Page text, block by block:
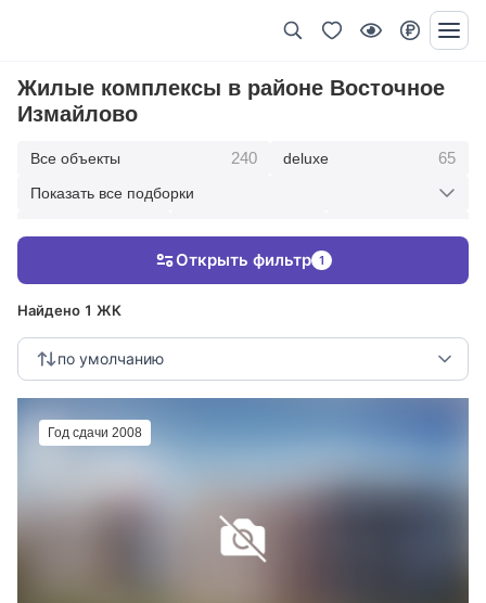
Жилые комплексы в районе Восточное
Измайлово
Все объекты 240 deluxe 65
123 клубные дома
Показать все подборки
Найдено 1 ЖК
по умолчанию
Открыть фильтр 1
Год сдачи 2008